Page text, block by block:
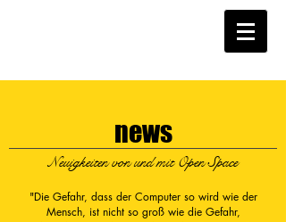
news
Neuigkeiten von und mit Open Space
"Die Gefahr, dass der Computer so wird wie der
Mensch, ist nicht so groß wie die Gefahr,